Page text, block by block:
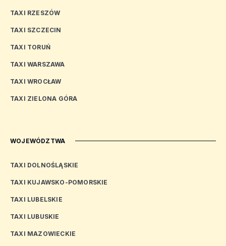
TAXI RZESZÓW
TAXI SZCZECIN
TAXI TORUŃ
TAXI WARSZAWA
TAXI WROCŁAW
TAXI ZIELONA GÓRA
WOJEWÓDZTWA
TAXI DOLNOŚLĄSKIE
TAXI KUJAWSKO-POMORSKIE
TAXI LUBELSKIE
TAXI LUBUSKIE
TAXI MAZOWIECKIE